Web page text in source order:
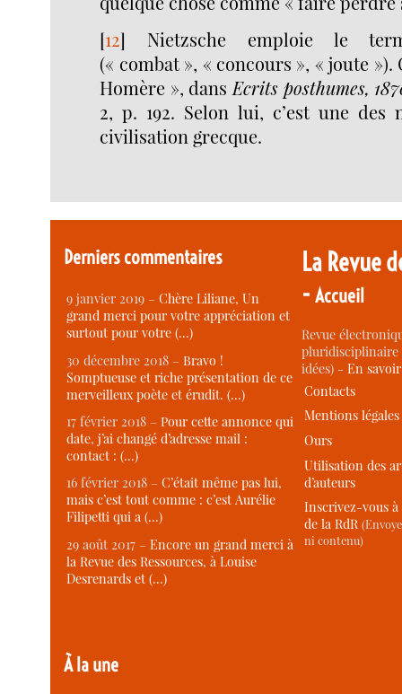
[12] Nietzsche emploie le
(« combat », « concours », « joute
Homère », dans Ecrits posthumes,
2, p. 192. Selon lui, c’est une des
civilisation grecque.
Derniers commentaires
9 janvier 2019 –Chère Liliane, Un
grand merci pour votre appréciation et
surtout pour votre (…)
30 décembre 2018 –Bravo !
Somptueuse et riche présentation de ce
merveilleux poète et érudit. (…)
17 février 2018 –Pour cette annonce qui
date, j’ai changé d’adresse mail :
contact : (…)
16 février 2018 –C’était même pas lui,
mais c’est tout comme : c’est Aurélie
Filipetti qui a (…)
29 août 2017 –Encore un grand merci à
la Revue des Ressources, à Louise
Desrenards et (…)
À la une
La Revue
-Accueil
Revue
idées) -En
Contacts
Mentions légales
Ours
Utilisation des
d’auteurs
Inscrivez-vous
de la RdR
ni contenu)